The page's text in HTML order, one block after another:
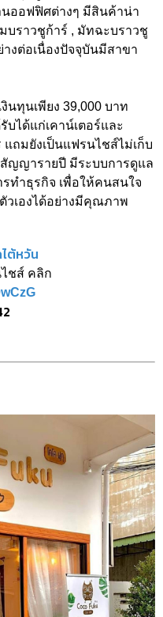
ออฟฟิศต่างๆ มีสินค้าน่า
บราวชูก้าร์ , มัทฉะบราวชู
งต่อเนื่องปัจจุบันมีสาขา
นทุนเพียง 39,000 บาท
บได้แก่เคาน์เตอร์และ
ถมยังเป็นแฟรนไชส์ไม่เก็บ
ญญารายปี มีระบบการดูแล
ทำธุรกิจ เพื่อให้คนสนใจ
วเองได้อย่างมีคุณภาพ
ต้หวัน
ชส์ คลิก